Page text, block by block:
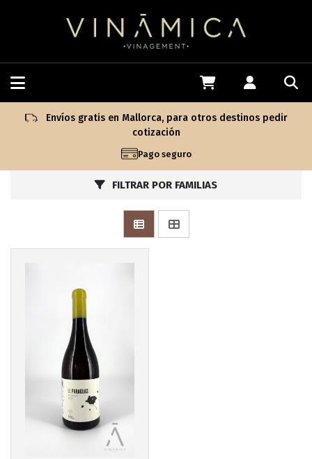
Envíos gratis en Mallorca, para otros destinos pedir
cotización
Pago seguro
FILTRAR POR FAMILIAS
Más info
Más info